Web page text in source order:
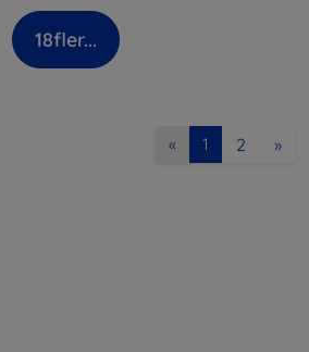
18fler...
« 1 2 »